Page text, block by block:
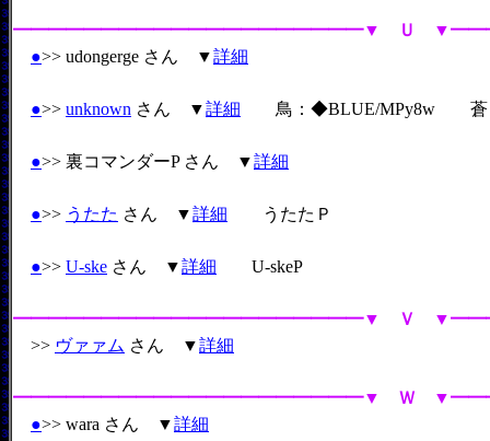
━━━━━━━━━━━━━━━━━━━━▼ Ｕ
●>> udongerge さん ▼詳細
●>> unknown さん ▼詳細 鳥：◆BLUE/MPy8w 蒼
●>> 裏コマンダーP さん ▼詳細
●>> うたた さん ▼詳細 うたたＰ
●>> U-ske さん ▼詳細 U-skeP
━━━━━━━━━━━━━━━━━━━━▼ Ｖ
>> ヴァァム さん ▼詳細
━━━━━━━━━━━━━━━━━━━━▼ Ｗ
●>> wara さん ▼詳細